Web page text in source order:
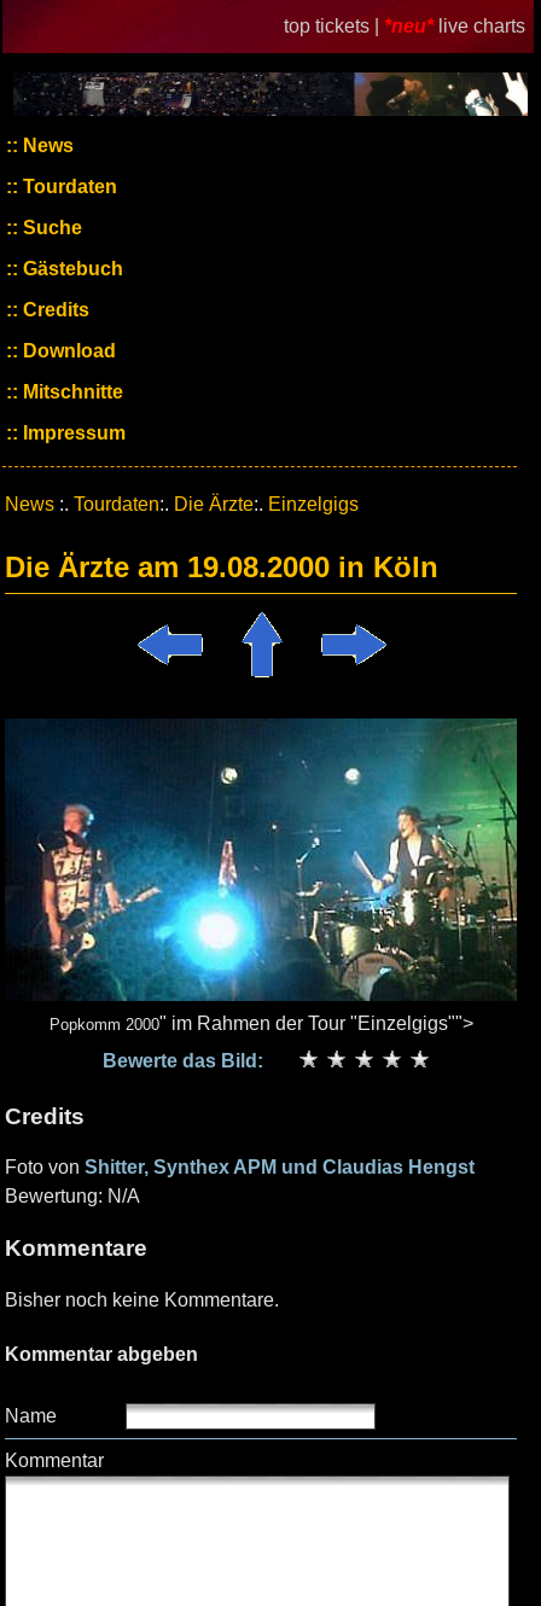
top tickets | *neu* live charts
News
Tourdaten
Suche
Gästebuch
Credits
Download
Mitschnitte
Impressum
News :. Tourdaten:. Die Ärzte:. Einzelgigs
Die Ärzte am 19.08.2000 in Köln
Popkomm 2000" im Rahmen der Tour "Einzelgigs"">
Bewerte das Bild:
Credits
Foto von Shitter, Synthex APM und Claudias Hengst
Bewertung: N/A
Kommentare
Bisher noch keine Kommentare.
Kommentar abgeben
Name
Kommentar